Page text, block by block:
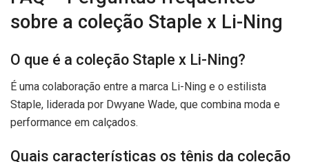
sobre a coleção Staple x Li-Ning
O que é a coleção Staple x Li-Ning?
É uma colaboração entre a marca Li-Ning e o estilista
Staple, liderada por Dwyane Wade, que combina moda e
performance em calçados.
Quais características os tênis da coleção